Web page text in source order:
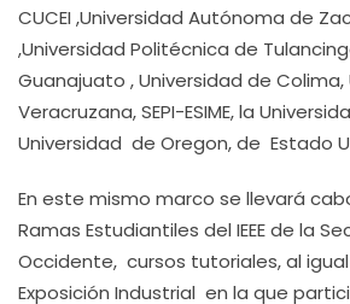
CUCEI ,Universidad Autónoma de
,Universidad Politécnica de
Guanajuato , Universidad de Colima,
Veracruzana, SEPI-ESIME, la
Universidad de Oregon, de Estado
En este mismo marco se llevará
Ramas Estudiantiles del IEEE de la
Occidente, cursos tutoriales, al
Exposición Industrial en la que